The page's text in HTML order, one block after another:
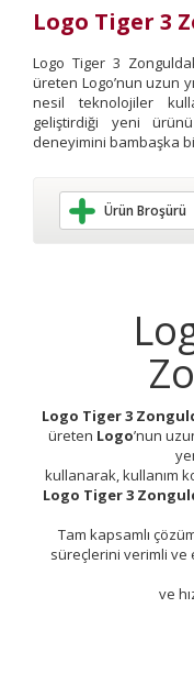
Logo Tiger 3
Logo Tiger 3
üreten Logo’nun uzun
nesil teknolojiler
geliştirdiği yeni
deneyimini bambaşka
Ürün Broşürü
Logo Tiger 3
üreten Logo’nun
kullanarak, kullanım
Logo Tiger 3
Tam kapsamlı
süreçlerini verimli ve
ve